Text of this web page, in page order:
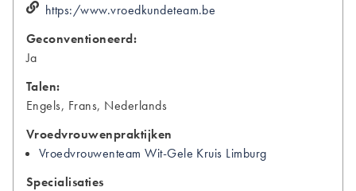
https:/www.vroedkundeteam.be
Geconventioneerd:
Ja
Talen:
Engels, Frans, Nederlands
Vroedvrouwenpraktijken
Vroedvrouwenteam Wit-Gele Kruis Limburg
Specialisaties